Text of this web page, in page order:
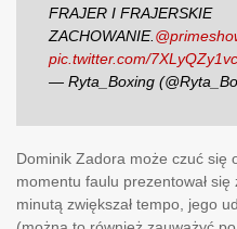
FRAJER I FRAJERSKIE
ZACHOWANIE.
pic.twitter.com/7XLyQZy1vc
— Ryta_Boxing
Dominik Zadora może czuć się
momentu faulu prezentował
minutą zwiększał tempo, jego